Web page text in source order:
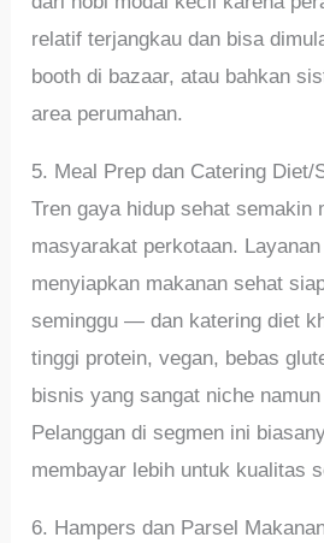
relatif terjangkau dan bisa
booth di bazaar, atau bahkan
area perumahan.
5. Meal Prep dan Catering Diet/
Tren gaya hidup sehat semakin
masyarakat perkotaan.
menyiapkan makanan sehat
seminggu — dan katering diet
tinggi protein, vegan, bebas
bisnis yang sangat niche
Pelanggan di segmen ini
membayar lebih untuk kualitas
6. Hampers dan Parsel